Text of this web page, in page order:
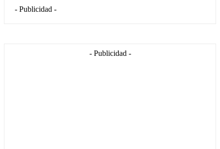
- Publicidad -
- Publicidad -